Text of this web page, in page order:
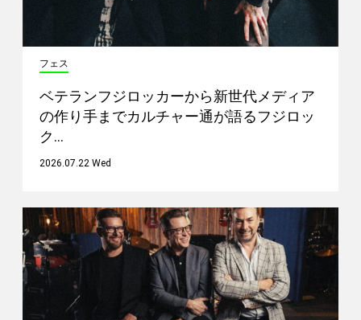
フェス
ベテランフジロッカーから新世代メディア
の作り手までカルチャー通が語るフジロッ
ク…
2026.07.22 Wed